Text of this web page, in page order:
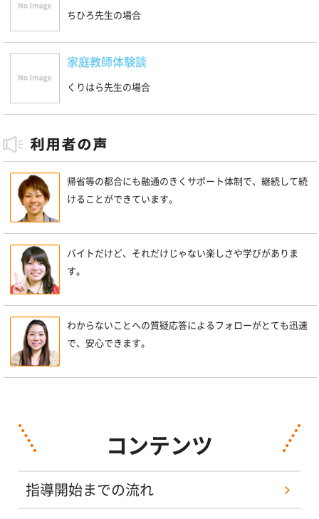
ちひろ先生の場合
家庭教師体験談
くりはら先生の場合
帰省等の都合にも融通のきくサポート体制で、継続して続
けることができています。
バイトだけど、それだけじゃない楽しさや学びがありま
す。
わからないことへの質疑応答によるフォローがとても迅速
で、安心できます。
コンテンツ
指導開始までの流れ